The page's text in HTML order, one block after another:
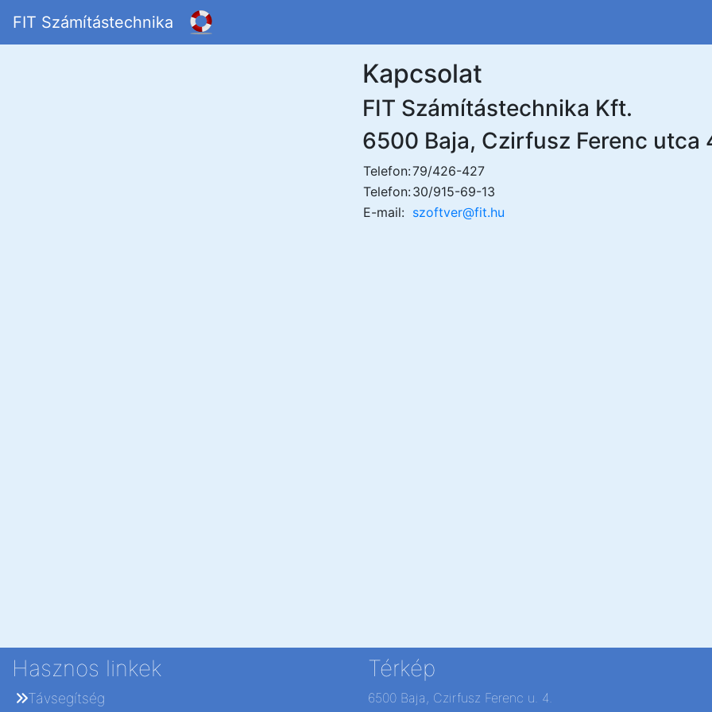
FIT Számítástechnika
Kapcsolat
FIT Számítástechnika Kft.
6500 Baja, Czirfusz Ferenc utca
Telefon:79/426-427
Telefon:30/915-69-13
E-mail: szoftver@fit.hu
Hasznos linkek
Távsegítség
Térkép
6500 Baja, Czirfusz Ferenc u. 4.